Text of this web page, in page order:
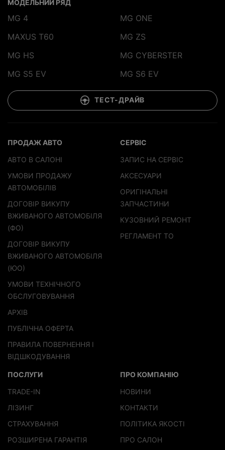
МОДЕЛЬНИЙ РЯД
MG 4
MG ONE
MAXUS T60
MG ZS
MG HS
MG CYBERSTER
MG S5 EV
MG S6 EV
ТЕСТ-ДРАЙВ
ПРОДАЖ АВТО
АВТО В САЛОНІ
УМОВИ ПРОДАЖУ
АВТОМОБІЛІВ
ДОГОВІР ВИКУПУ
ВЖИВАНОГО АВТОМОБІЛЯ
(ФО)
ДОГОВІР ВИКУПУ
ВЖИВАНОГО АВТОМОБІЛЯ
(ЮО)
УМОВИ ТЕХНІЧНОГО
ОБСЛУГОВУВАННЯ
АРХІВ
ПУБЛІЧНА ОФЕРТА
ПРАВИЛА ПОВЕРНЕННЯ І
ВІДШКОДУВАННЯ
СЕРВІС
ЗАПИС НА СЕРВІС
АКСЕСУАРИ
ОРИГІНАЛЬНІ
ЗАПЧАСТИНИ
КУЗОВНИЙ РЕМОНТ
РЕГЛАМЕНТ ТО
ПОСЛУГИ
TRADE-IN
ЛІЗИНГ
СТРАХУВАННЯ
РОЗШИРЕНА ГАРАНТІЯ
ПРО КОМПАНІЮ
НОВИНИ
КОНТАКТИ
ПОЛІТИКА ЯКОСТІ
ПРО САЛОН